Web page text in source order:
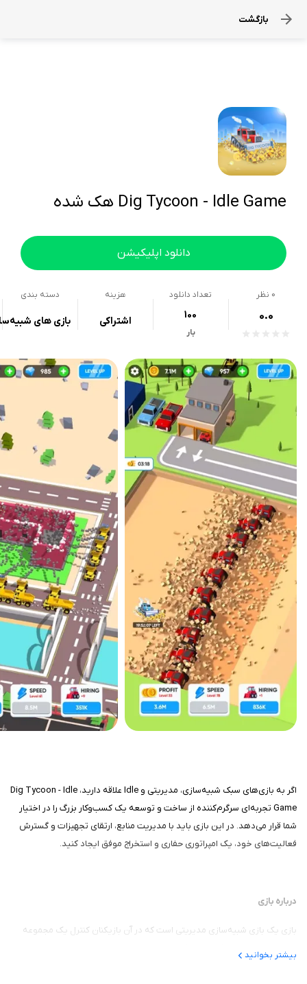
بازگشت
Dig Tycoon - Idle Game هک شده
دانلود اپلیکیشن
0 نظر
0.0
تعداد دانلود
100
بار
هزینه
اشتراکی
دسته بندی
بازی های
اگر به بازی‌های سبک شبیه‌سازی، مدیریتی و Idle علاقه دارید، Dig Tycoon - Idle
Game تجربه‌ای سرگرم‌کننده از ساخت و توسعه یک کسب‌وکار بزرگ را در اختیار
شما قرار می‌دهد. در این بازی باید با مدیریت منابع، ارتقای تجهیزات و گسترش
فعالیت‌های خود، یک امپراتوری حفاری و استخراج موفق ایجاد کنید.
درباره بازی
بازی یک بازی شبیه‌سازی مدیریتی است که در آن بازیکنان کنترل یک مجموعه
بیشتر بخوانید